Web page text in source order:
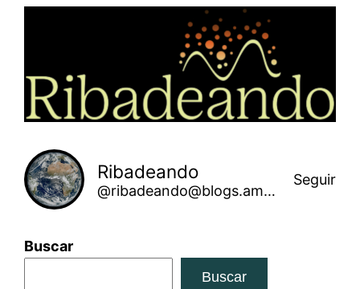
Ribadeando
@ribadeando@blogs.amarinha.gal
Seguir
Buscar
Buscar